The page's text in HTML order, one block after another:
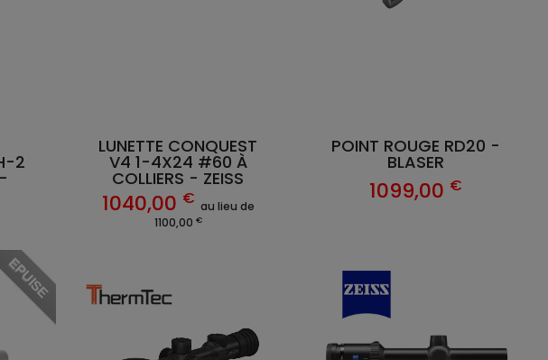
EPUISE
LUNETTE CONQUEST
V4 1-4X24 #60 À
COLLIERS - ZEISS
1040,00 € au lieu de
1100,00 €
2
POINT ROUGE RD20 -
BLASER
1099,00 €